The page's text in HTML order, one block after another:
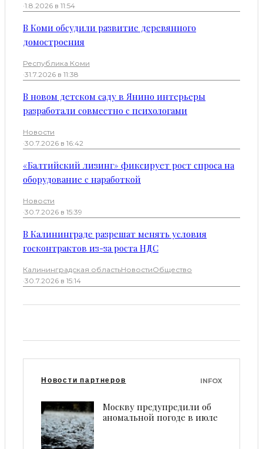
·1.8.2026 в 11:54
В Коми обсудили развитие деревянного
домостроения
Республика Коми
·31.7.2026 в 11:38
В новом детском саду в Янино интерьеры
разработали совместно с психологами
Новости
·30.7.2026 в 16:42
«Балтийский лизинг» фиксирует рост спроса на
оборудование с наработкой
Новости
·30.7.2026 в 15:39
В Калининграде разрешат менять условия
госконтрактов из-за роста НДС
Калининградская областьНовостиОбщество
·30.7.2026 в 15:14
Новости партнеров INFOX
Москву предупредили об
аномальной погоде в июле